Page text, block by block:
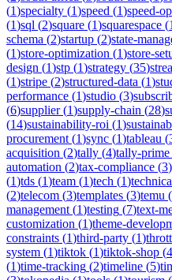
(1)specialty (1)speed (1)speed-
(1)sql (2)square (1)squarespace (1
schema (2)startup (2)state-
(1)store-optimization (1)store-
design (1)stp (1)strategy (35)
(1)stripe (2)structured-data (1)
performance (1)studio (3)
(6)supplier(1)supply-chain (28)
(14)sustainability-roi (1)
procurement (1)sync (1)tableau (
acquisition (2)tally (4)tally-prime
automation (2)tax-compliance (3)
(1)tds (1)team (1)tech (1)
(2)telecom (3)templates (3)temu (
management (1)testing (7)text-
customization (1)theme-
constraints (1)third-party (1)
system (1)tiktok (1)tiktok-shop (4
(1)time-tracking (2)timeline (5)